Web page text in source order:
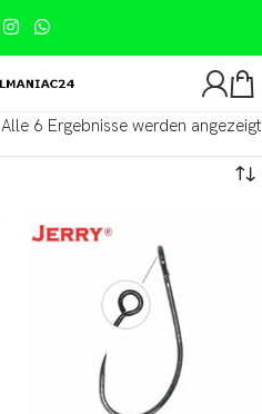
Alle 6 Ergebnisse werden angezeigt